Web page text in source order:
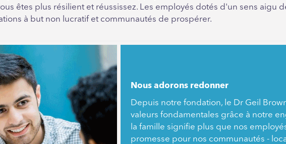
êtes plus résilient et réussissez. Les employés dotés d'un sens aigu
à but non lucratif et communautés de prospérer.
Nous adorons redonner
Depuis notre fondation, le Dr Geil
valeurs fondamentales grâce à notre
la famille signifie plus que nos
promesse pour nos communautés -